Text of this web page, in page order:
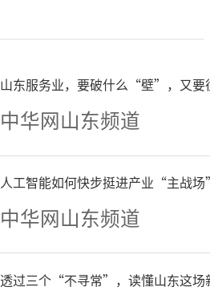
山东服务业，要破什么“壁”，又
中华网山东频道
人工智能如何快步挺进产业“主战
中华网山东频道
透过三个“不寻常”，读懂山东这场